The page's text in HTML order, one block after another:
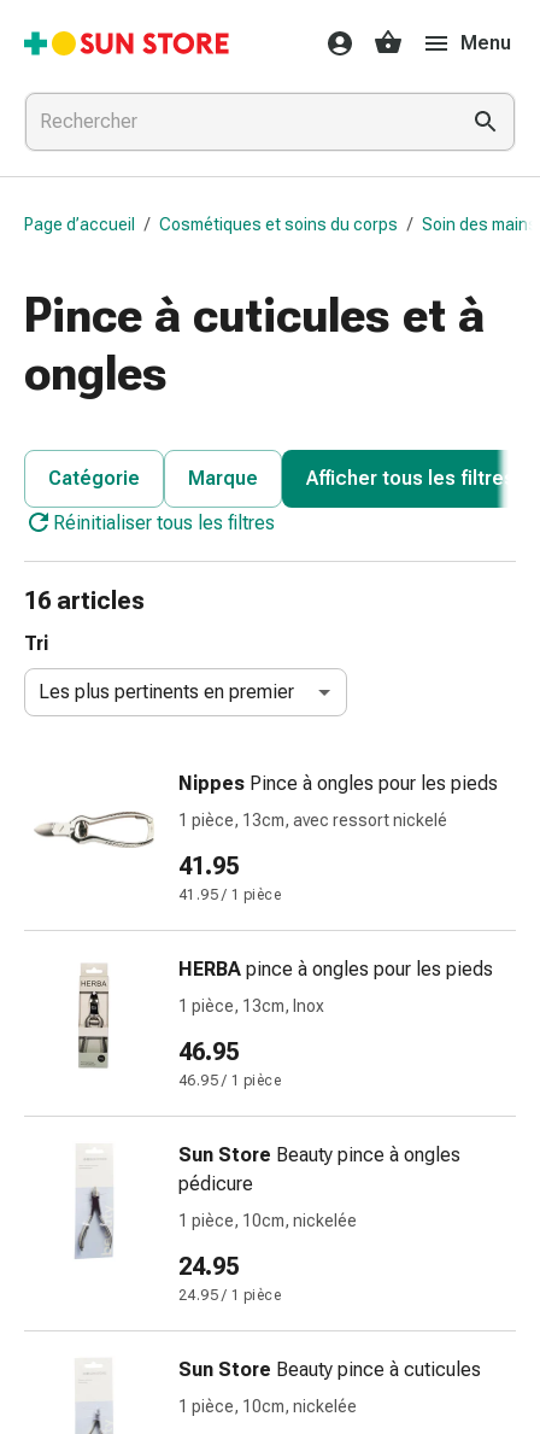
Médicaments
et
traitements
Refroidissement
et
grippe
contre
toux
Mal
gorge
refroidissement
Toux
Inhalateurs
Mouchoirs
Rhume
de
la
Bandes
élastiques
Compresses
Pansements
Bandes
gaze
compression
Pansements
adhésifs
Bandages,
rubans
Menu
Page d’accueil / Cosmétiques et soins du corps / Soin des
Pince à cuticules et à
ongles
Catégorie Marque
Afficher tous les filtres
Réinitialiser tous les filtres
16 articles
Tri
Les plus pertinents en premier
Nippes Pince à ongles pour les pieds
1 pièce, 13cm, avec ressort nickelé
41.95
41.95 / 1 pièce
HERBA pince à ongles pour les pieds
1 pièce, 13cm, Inox
46.95
46.95 / 1 pièce
Sun Store Beauty pince à ongles
pédicure
1 pièce, 10cm, nickelée
24.95
24.95 / 1 pièce
Sun Store Beauty pince à cuticules
1 pièce, 10cm, nickelée